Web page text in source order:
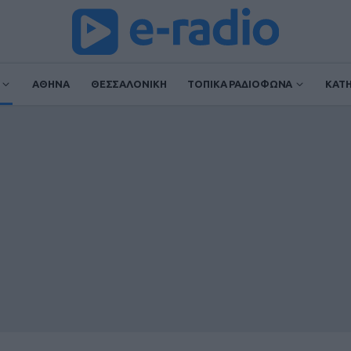
ΑΘΗΝΑ ΘΕΣΣΑΛΟΝΙΚΗ ΤΟΠΙΚΑ ΡΑΔΙΟΦΩΝΑ